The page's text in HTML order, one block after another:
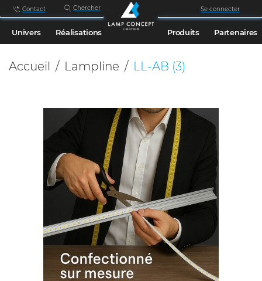
Contact Chercher Se connecter
Univers Réalisations Produits Partenaires
Accueil Lampline LL-AB (3)